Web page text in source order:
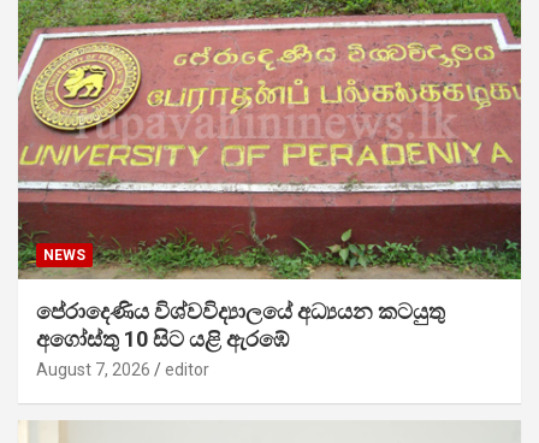
NEWS
පේරාදෙණිය විශ්වවිද්‍යාලයේ අධ්‍යයන කටයුතු
අගෝස්තු 10 සිට යළි ඇරඹේ
August 7, 2026 editor